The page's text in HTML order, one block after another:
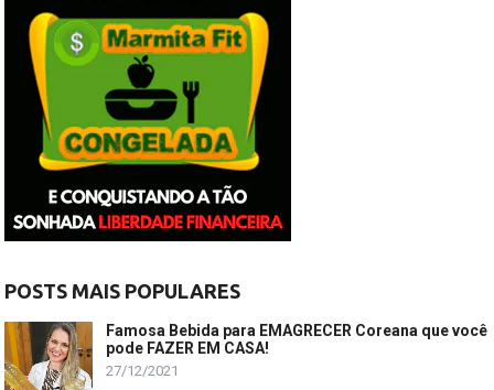
POSTS MAIS POPULARES
Famosa Bebida para EMAGRECER Coreana que você
pode FAZER EM CASA!
27/12/2021